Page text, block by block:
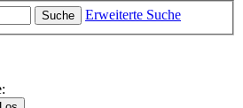
Suche
Erweiterte Suche